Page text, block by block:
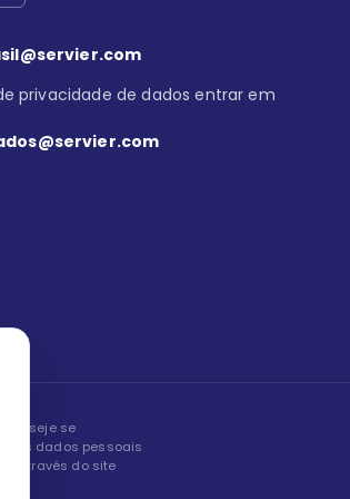
privacidade de dados entrar em
deseje se
dados pessoais
através do site